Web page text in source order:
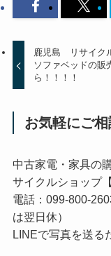
鹿児島 リサイク
ソファベッドの販
ら！！！！
お気軽にご相
中古家電・家具の
サイクルショップ【
電話：099-800-
は翌日休）
LINEで写真を送る